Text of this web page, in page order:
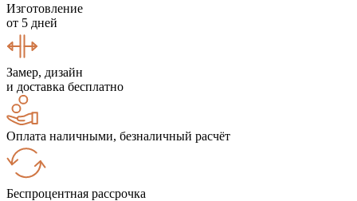
Изготовление
от 5 дней
Замер, дизайн
и доставка бесплатно
Оплата наличными, безналичный расчёт
Беспроцентная рассрочка